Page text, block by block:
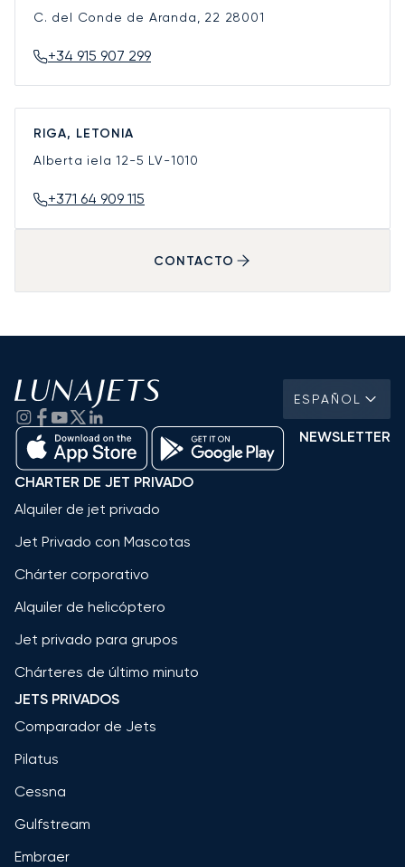
C. del Conde de Aranda, 22 28001
+34 915 907 299
RIGA, LETONIA
Alberta iela 12-5 LV-1010
+371 64 909 115
CONTACTO
ESPAÑOL
NEWSLETTER
CHARTER DE JET PRIVADO
Alquiler de jet privado
Jet Privado con Mascotas
Chárter corporativo
Alquiler de helicóptero
Jet privado para grupos
Chárteres de último minuto
JETS PRIVADOS
Comparador de Jets
Pilatus
Cessna
Gulfstream
Embraer